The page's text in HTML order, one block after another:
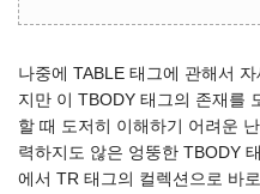
나중에 TABLE 태그에 관해서
지만 이 TBODY 태그의 존재를
할 때 도저히 이해하기 어려운
력하지도 않은 엉뚱한 TBODY
에서 TR 태그의 컬렉션으로 바